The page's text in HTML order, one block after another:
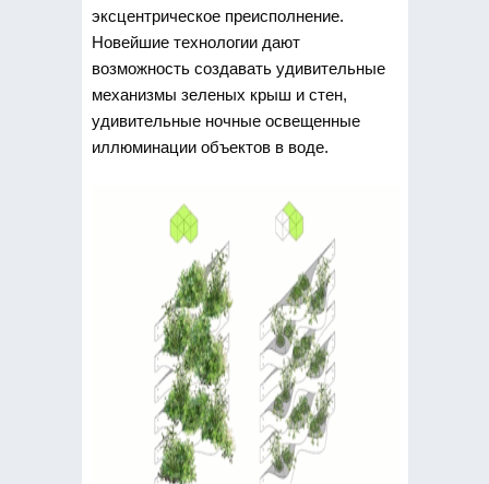
эксцентрическое преисполнение.
Новейшие технологии дают
возможность создавать удивительные
механизмы зеленых крыш и стен,
удивительные ночные освещенные
иллюминации объектов в воде.